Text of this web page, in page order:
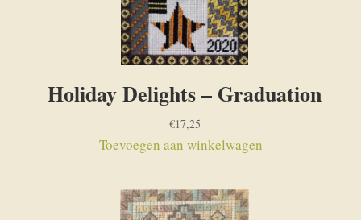
Holiday Delights – Graduation
€17,25
Toevoegen aan winkelwagen